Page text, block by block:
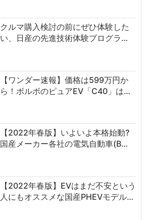
クルマ購入検討の前にぜひ体験した
い、日産の先進技術体験プログラ…
【ワンダー速報】価格は599万円か
ら！ボルボのピュアEV「C40」は…
【2022年春版】いよいよ本格始動?
国産メーカー各社の電気自動車(B…
【2022年春版】EVはまだ不安という
人にもオススメな国産PHEVモデル…